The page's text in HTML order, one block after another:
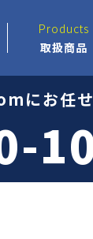
Products
取扱商品
にお任せ